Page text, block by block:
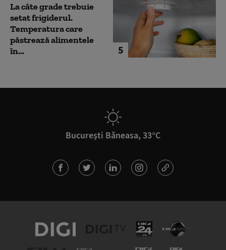
5
La câte grade trebuie
setat frigiderul.
Temperatura care
păstrează alimentele
în...
București Băneasa, 33°C